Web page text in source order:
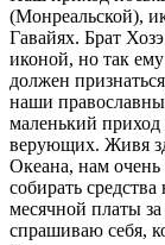
(Монреальской),
Гавайях. Брат
иконой, но так
должен
наши
маленький
верующих. Живя
Океана, нам очень
собирать
месячной платы
спрашиваю себя,